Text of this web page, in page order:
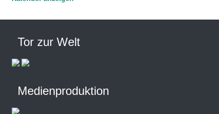
Tor zur Welt
Medienproduktion